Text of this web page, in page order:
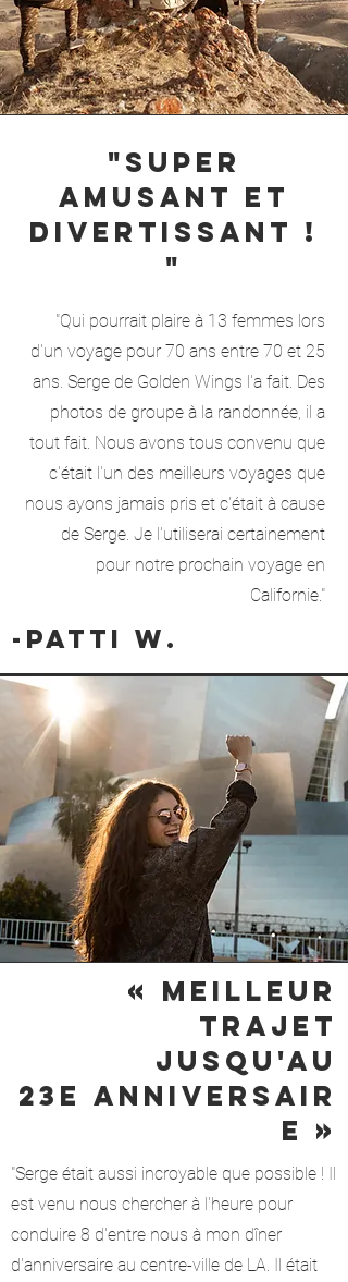
"Super
amusant et
divertissant !
"
"Qui pourrait plaire à 13 femmes lors
d'un voyage pour 70 ans entre 70 et 25
ans. Serge de Golden Wings l'a fait. Des
photos de groupe à la randonnée, il a
tout fait. Nous avons tous convenu que
c'était l'un des meilleurs voyages que
nous ayons jamais pris et c'était à cause
de Serge. Je l'utiliserai certainement
pour notre prochain voyage en
Californie."
-Patti W.
« Meilleur
trajet
jusqu'au
23e anniversair
e »
"Serge était aussi incroyable que possible ! Il
est venu nous chercher à l'heure pour
conduire 8 d'entre nous à mon dîner
d'anniversaire au centre-ville de LA. Il était